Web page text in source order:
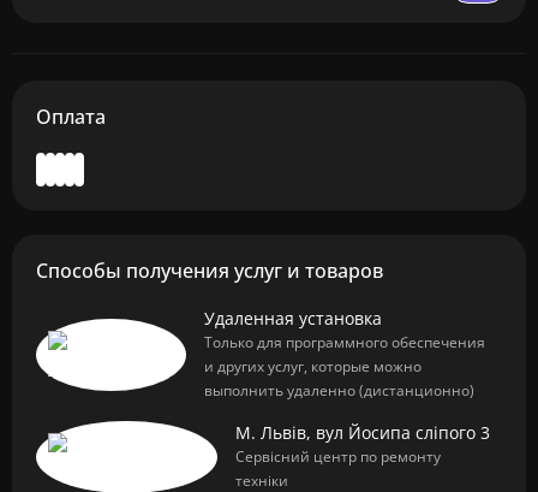
Оплата
Способы получения услуг и товаров
Удаленная установка
Только для программного обеспечения
и других услуг, которые можно
выполнить удаленно (дистанционно)
М. Львів, вул Йосипа сліпого 3
Сервісний центр по ремонту
техніки